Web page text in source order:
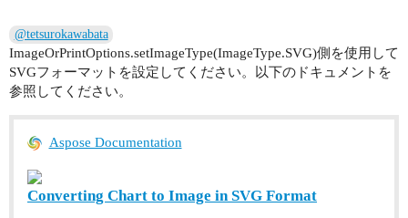
@tetsurokawabata
ImageOrPrintOptions.setImageType(ImageType.SVG)側を使用して
SVGフォーマットを設定してください。以下のドキュメントを
参照してください。
Aspose Documentation
Converting Chart to Image in SVG Format